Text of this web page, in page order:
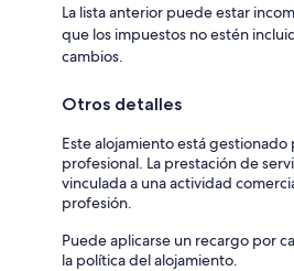
La lista anterior puede estar
que los impuestos no estén
cambios.
Otros detalles
Este alojamiento está
profesional. La prestación de
vinculada a una actividad
profesión.
Puede aplicarse un recargo por
la política del alojamiento.